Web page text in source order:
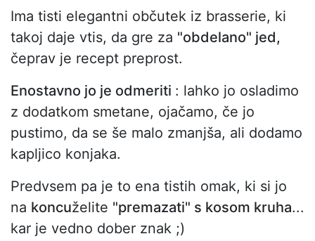
Ima tisti elegantni občutek iz brasserie, ki
takoj daje vtis, da gre za "obdelano" jed,
čeprav je recept preprost.
Enostavno jo je odmeriti : lahko jo osladimo
z dodatkom smetane, ojačamo, če jo
pustimo, da se še malo zmanjša, ali dodamo
kapljico konjaka.
Predvsem pa je to ena tistih omak, ki si jo
na koncuželite "premazati" s kosom kruha...
kar je vedno dober znak ;)